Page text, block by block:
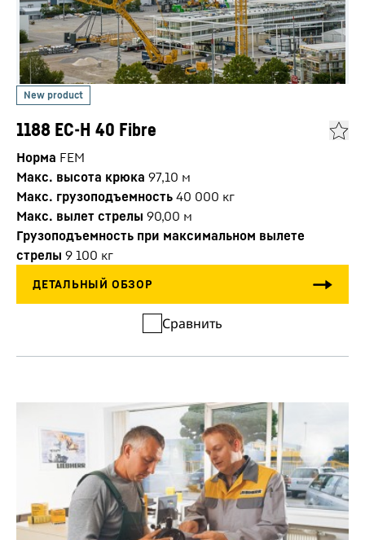
1188 EC-H 40 Fibre
Норма FEM
Макс. высота крюка 97,10 м
Макс. грузоподъемность 40 000 кг
Макс. вылет стрелы 90,00 м
Грузоподъемность при максимальном вылете
стрелы 9 100 кг
Сравнить